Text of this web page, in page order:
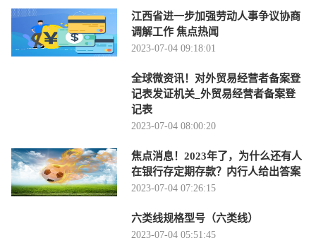
江西省进一步加强劳动人事争议协商
调解工作 焦点热闻
2023-07-04 09:18:01
全球微资讯！对外贸易经营者备案登
记表发证机关_外贸易经营者备案登
记表
2023-07-04 08:00:20
焦点消息！2023年了，为什么还有人
在银行存定期存款？内行人给出答案
2023-07-04 07:26:15
六类线规格型号（六类线）
2023-07-04 05:51:45